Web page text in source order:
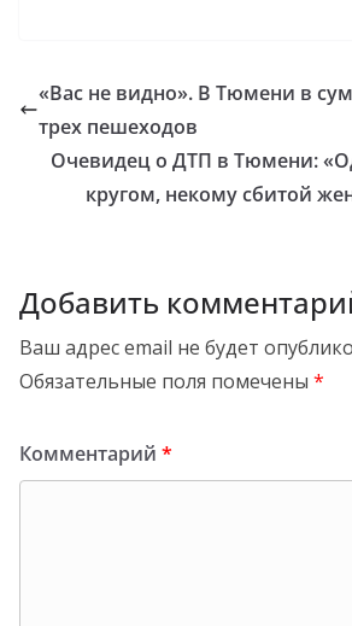
«Вас не видно». В Тюмени в
трех пешеходов
Очевидец о ДТП в Тюмени:
кругом, некому сбитой
Добавить
Ваш адрес email не будет
Обязательные поля помечены *
Комментарий *